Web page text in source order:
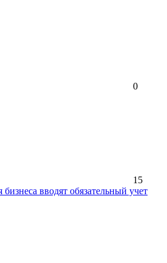
0
15
бизнеса вводят обязательный учет